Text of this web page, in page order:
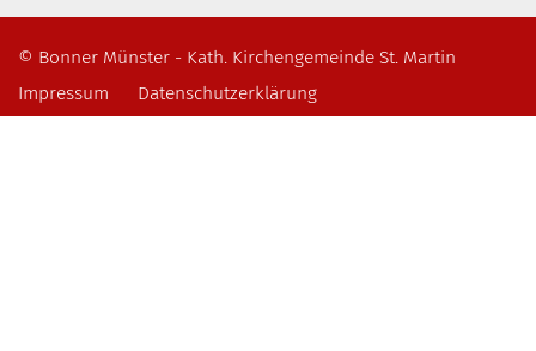
© Bonner Münster - Kath. Kirchengemeinde St. Martin
Impressum
Datenschutzerklärung